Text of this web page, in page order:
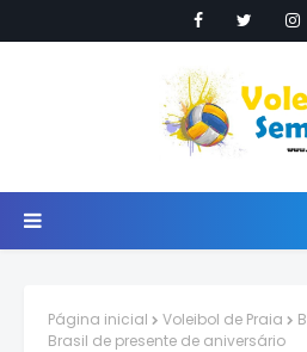
Página inicial Voleibol de Praia
Brasil de presente de aniversário